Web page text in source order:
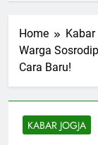
Home
Warga
Cara Baru!
KABAR JOGJA